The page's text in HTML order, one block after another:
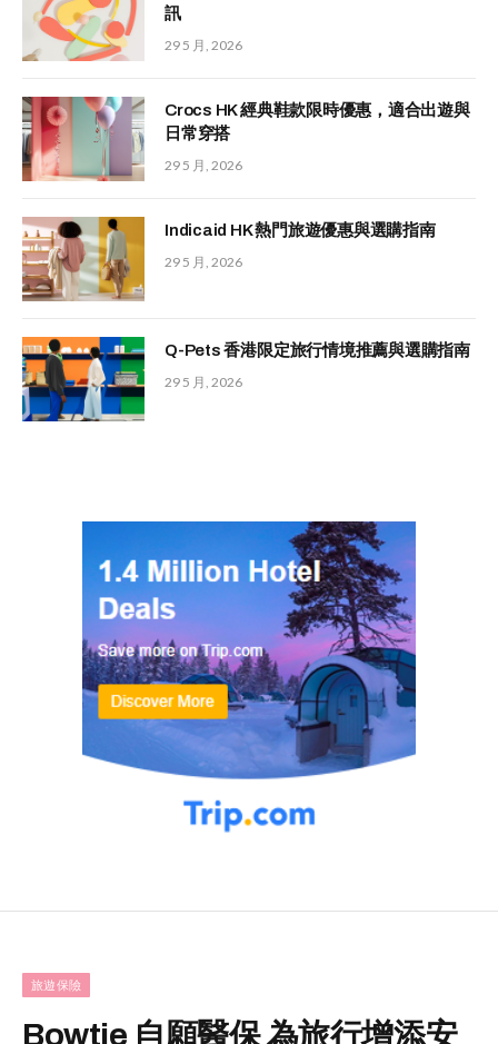
訊
29 5 月, 2026
Crocs HK 經典鞋款限時優惠，適合出遊與
日常穿搭
29 5 月, 2026
Indicaid HK 熱門旅遊優惠與選購指南
29 5 月, 2026
Q-Pets 香港限定旅行情境推薦與選購指南
29 5 月, 2026
旅遊保險
Bowtie 自願醫保 為旅行增添安